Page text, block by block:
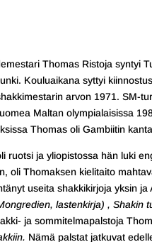
Thomas Ristoja syntyi
Kouluaikana syttyi
arvon 1971. SM-
Maltan olympialaisissa
Thomas oli Gambiitin
ruotsi ja yliopistossa hän luki
oli Thomaksen kielitaito
useita shakkikirjoja yksin
lastenkirja) , Shakin
ja sommitelmapalstoja
Nämä palstat jatkuvat